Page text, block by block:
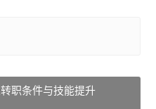
职条件与技能提升